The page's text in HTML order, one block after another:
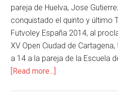
pareja de Huelva, Jose
conquistado el quinto y último
Futvoley España 2014, al
XV Open Ciudad de
a 14 a la pareja de la Escuela
[Read more...]